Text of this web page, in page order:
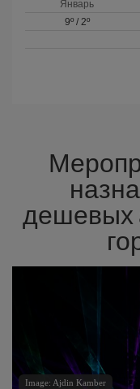
Январь
9º/ 2º
дешевых
Image: Ajdin Kamber